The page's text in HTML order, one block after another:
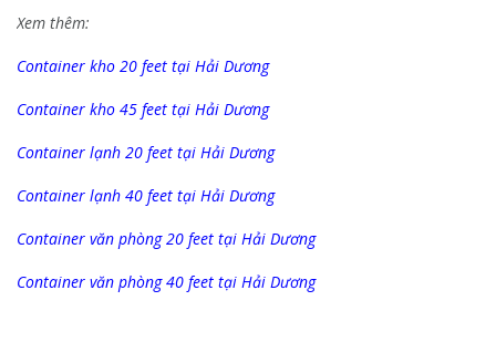
Xem thêm:
Container kho 20 feet tại Hải Dương
Container kho 45 feet tại Hải Dương
Container lạnh 20 feet tại Hải Dương
Container lạnh 40 feet tại Hải Dương
Container văn phòng 20 feet tại Hải Dương
Container văn phòng 40 feet tại Hải Dương